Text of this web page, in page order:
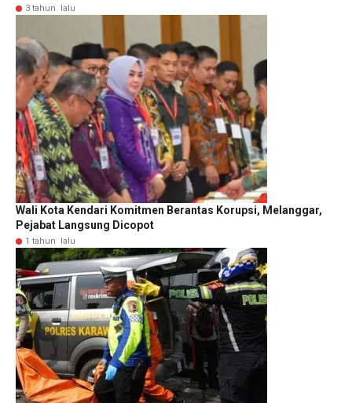
3 tahun lalu
Wali Kota Kendari Komitmen Berantas Korupsi, Melanggar,
Pejabat Langsung Dicopot
1 tahun lalu